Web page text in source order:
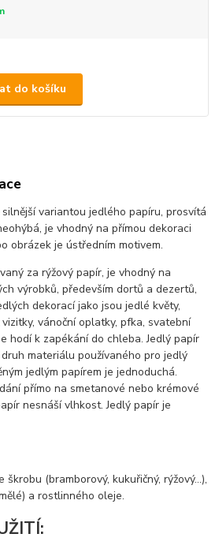
do košíku
variantou jedlého papíru, prosvítá
je vhodný na přímou dekoraci
obrázek je ústředním motivem.
za rýžový papír, je vhodný na
výrobků, především dortů a dezertů,
dekorací jako jsou jedlé květy,
vánoční oplatky, pfka, svatební
hodí k zapékání do chleba. Jedlý papír
materiálu používaného pro jedlý
jedlým papírem je jednoduchá.
přímo na smetanové nebo krémové
nesnáší vlhkost. Jedlý papír je
škrobu (bramborový, kukuřičný, rýžový…),
a rostlinného oleje.